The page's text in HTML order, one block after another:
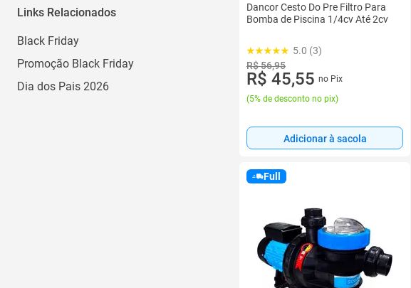
Links Relacionados
Black Friday
Promoção Black Friday
Dia dos Pais 2026
Dancor Cesto Do Pre Filtro Para
Bomba de Piscina 1/4cv Até 2cv
5.0 (3)
R$ 56,95
R$ 45,55 no Pix
(5% de desconto no pix)
Adicionar à sacola
Full